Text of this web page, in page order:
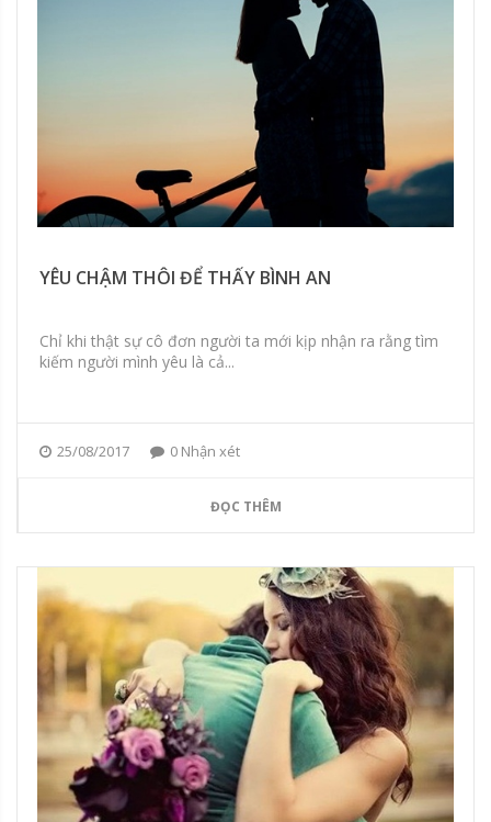
YÊU CHẬM THÔI ĐỂ THẤY BÌNH AN
Chỉ khi thật sự cô đơn người ta mới kịp nhận ra rằng tìm
kiếm người mình yêu là cả...
25/08/2017 0 Nhận xét
ĐỌC THÊM